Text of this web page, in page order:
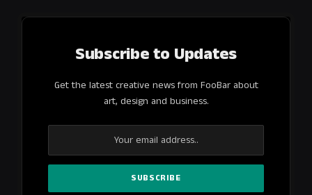
Subscribe to Updates
Get the latest creative news from FooBar about
art, design and business.